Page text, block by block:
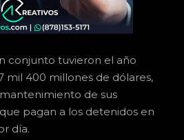
conjunto tuvieron el año
mil 400 millones de dólares,
de sus
pagan a los detenidos en
día.